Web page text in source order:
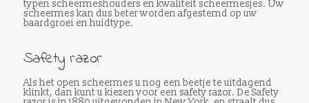
typen scheermeshouders en kwaliteit scheermesjes. Uw
scheermes kan dus beter worden afgestemd op uw
baardgroei en huidtype.
Safety razor
Als het open scheermes u nog een beetje te uitdagend
klinkt, dan kunt u kiezen voor een safety razor. De Safety